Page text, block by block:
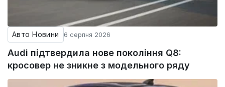
Авто Новини 6 серпня 2026
Audi підтвердила нове покоління Q8:
кросовер не зникне з модельного ряду